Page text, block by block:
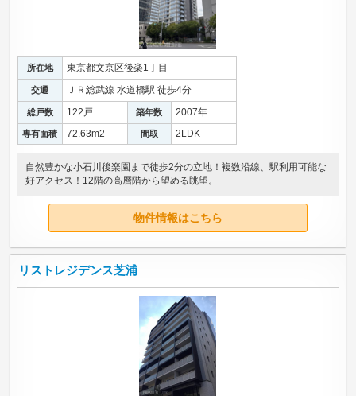
所在地 東京都文京区後楽1丁目
交通 ＪＲ総武線 水道橋駅 徒歩4分
総戸数 122戸 築年数 2007年
専有面積 72.63m2 間取 2LDK
自然豊かな小石川後楽園まで徒歩2分の立地！複数沿線、駅利用可能な
好アクセス！12階の高層階から望める眺望。
物件情報はこちら
リストレジデンス芝浦